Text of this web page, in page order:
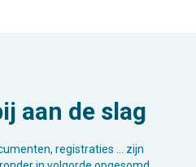
aan de slag
registraties … zijn